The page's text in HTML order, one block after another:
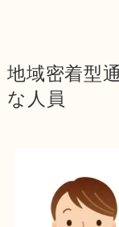
地域密着型
な人員